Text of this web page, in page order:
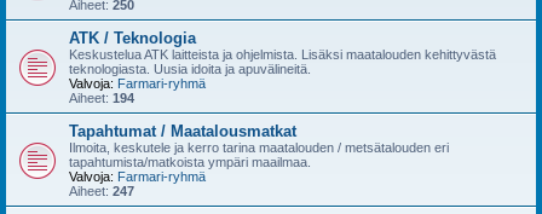
Aiheet: 250
ATK / Teknologia
Keskustelua ATK laitteista ja ohjelmista. Lisäksi maatalouden kehittyvästä
teknologiasta. Uusia idoita ja apuvälineitä.
Valvoja: Farmari-ryhmä
Aiheet: 194
Tapahtumat / Maatalousmatkat
Ilmoita, keskutele ja kerro tarina maatalouden / metsätalouden eri
tapahtumista/matkoista ympäri maailmaa.
Valvoja: Farmari-ryhmä
Aiheet: 247